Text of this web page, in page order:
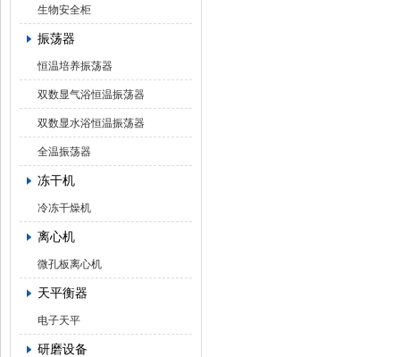
生物安全柜
振荡器
恒温培养振荡器
双数显气浴恒温振荡器
双数显水浴恒温振荡器
全温振荡器
冻干机
冷冻干燥机
离心机
微孔板离心机
天平衡器
电子天平
研磨设备